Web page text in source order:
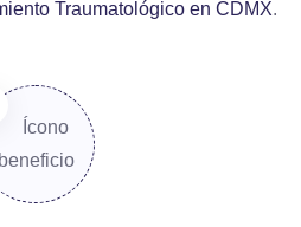
Traumatológico en CDMX.